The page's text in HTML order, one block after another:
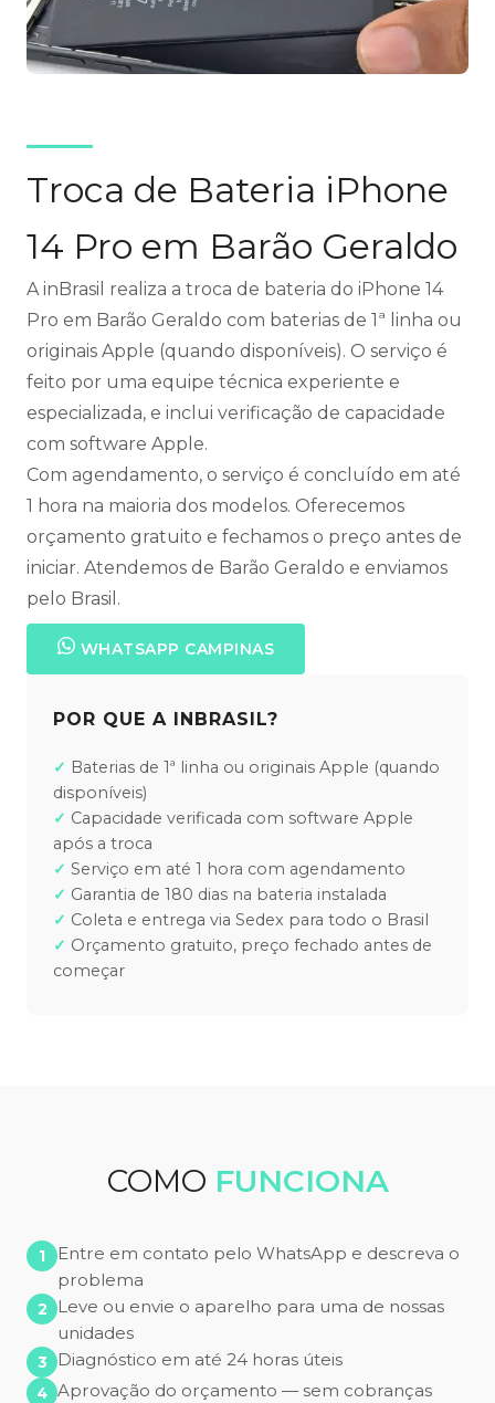
Troca de Bateria iPhone
14 Pro em Barão Geraldo
A inBrasil realiza a troca de bateria do iPhone 14
Pro em Barão Geraldo com baterias de 1ª linha ou
originais Apple (quando disponíveis). O serviço é
feito por uma equipe técnica experiente e
especializada, e inclui verificação de capacidade
com software Apple.
Com agendamento, o serviço é concluído em até
1 hora na maioria dos modelos. Oferecemos
orçamento gratuito e fechamos o preço antes de
iniciar. Atendemos de Barão Geraldo e enviamos
pelo Brasil.
WHATSAPP CAMPINAS
POR QUE A INBRASIL?
Baterias de 1ª linha ou originais Apple (quando
disponíveis)
Capacidade verificada com software Apple
após a troca
Serviço em até 1 hora com agendamento
Garantia de 180 dias na bateria instalada
Coleta e entrega via Sedex para todo o Brasil
Orçamento gratuito, preço fechado antes de
começar
COMO FUNCIONA
Entre em contato pelo WhatsApp e descreva o
problema
Leve ou envie o aparelho para uma de nossas
unidades
Diagnóstico em até 24 horas úteis
Aprovação do orçamento — sem cobranças